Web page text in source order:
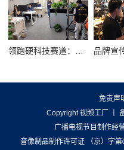
免责声
Copyright 视频工厂丨
广播电视节目制作经
音像制品制作许可证 （京）字